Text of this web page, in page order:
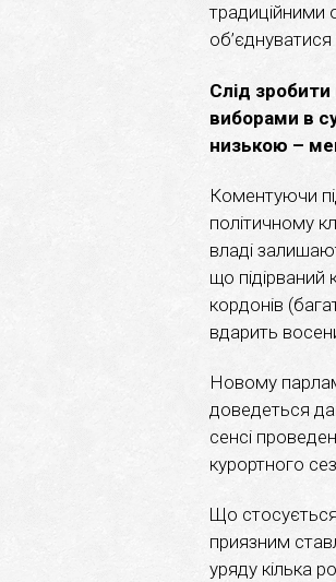
традиційними
Слід зробити
виборами в
низькою –
Коментуючи
політичному
владі
що
кордонів
вдарить
Новому
доведеться
сенсі
курортного
Що
приязним
уряду кілька